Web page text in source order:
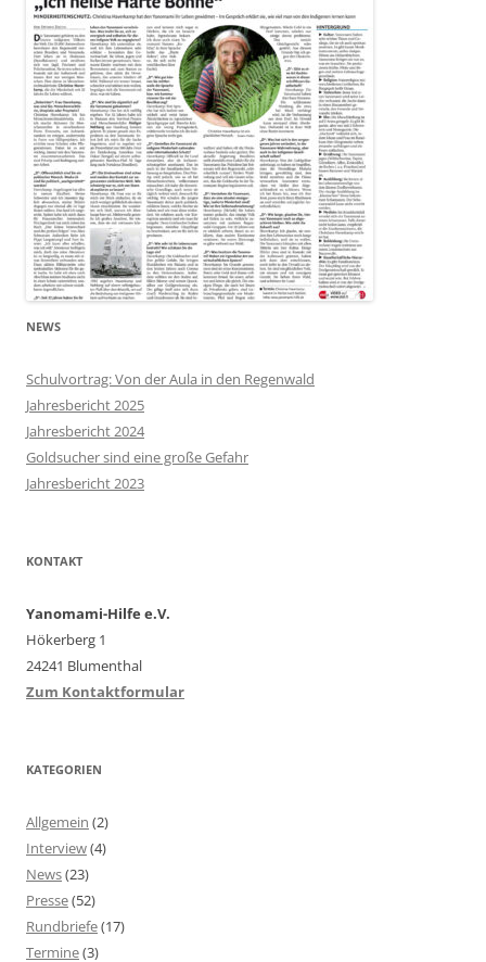
NEWS
Schulvortrag: Von der Aula in den Regenwald
Jahresbericht 2025
Jahresbericht 2024
Goldsucher sind eine große Gefahr
Jahresbericht 2023
KONTAKT
Yanomami-Hilfe e.V.
Hökerberg 1
24241 Blumenthal
Zum Kontaktformular
KATEGORIEN
Allgemein (2)
Interview(4)
News(23)
Presse(52)
Rundbriefe(17)
Termine(3)